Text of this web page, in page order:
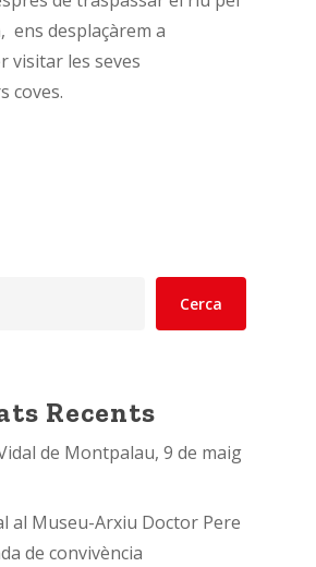
ens desplaçàrem a
visitar les seves
coves.
Cerca
Recents
de Montpalau, 9 de maig
al Museu-Arxiu Doctor Pere
de convivència